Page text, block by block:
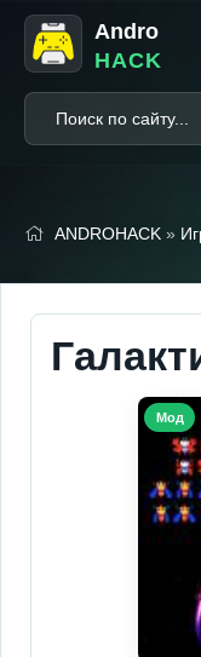
Andro
HACK
ANDROHACK »
Мод